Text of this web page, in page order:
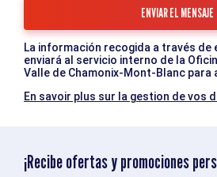
La información recogida a través
enviará al servicio interno de la
Valle de Chamonix-Mont-Blanc
En savoir plus sur la gestion de vos
¡Recibe ofertas y promociones